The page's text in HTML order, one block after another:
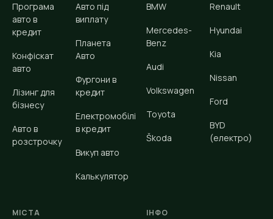
Програма
авто в
кредит
Конфіскат
авто
Лізинг для
бізнесу
Авто в
розстрочку
Авто під
виплату
Планета
Авто
Фургони в
кредит
Електромобілі
в кредит
Викуп авто
Калькулятор
BMW
Mercedes-
Benz
Audi
Volkswagen
Toyota
Škoda
Renault
Hyundai
Kia
Nissan
Ford
BYD
(електро)
МІСТА ІНФО